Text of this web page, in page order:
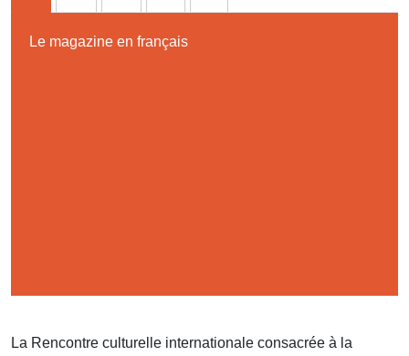
Le magazine en français
La Rencontre culturelle internationale consacrée à la